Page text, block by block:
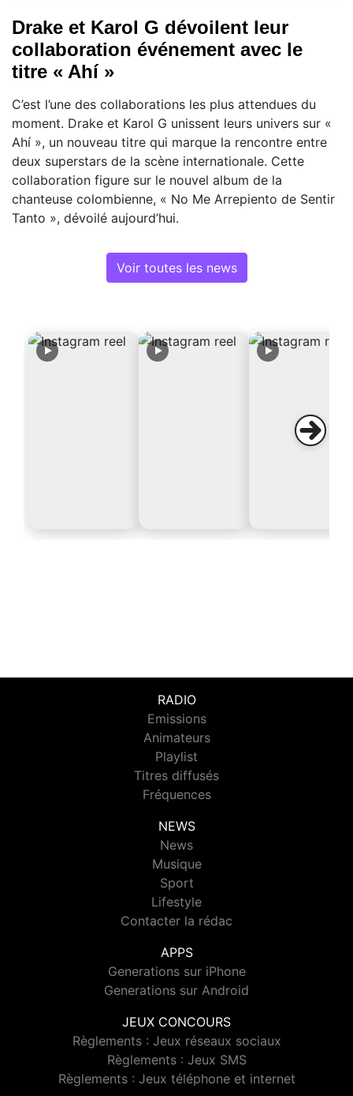
Drake et Karol G dévoilent leur
collaboration événement avec le
titre « Ahí »
C’est l’une des collaborations les plus attendues du
moment. Drake et Karol G unissent leurs univers sur «
Ahí », un nouveau titre qui marque la rencontre entre
deux superstars de la scène internationale. Cette
collaboration figure sur le nouvel album de la
chanteuse colombienne, « No Me Arrepiento de Sentir
Tanto », dévoilé aujourd’hui.
Voir toutes les news
RADIO
Emissions
Animateurs
Playlist
Titres diffusés
Fréquences
NEWS
News
Musique
Sport
Lifestyle
Contacter la rédac
APPS
Generations sur iPhone
Generations sur Android
JEUX CONCOURS
Règlements : Jeux réseaux sociaux
Règlements : Jeux SMS
Règlements : Jeux téléphone et internet